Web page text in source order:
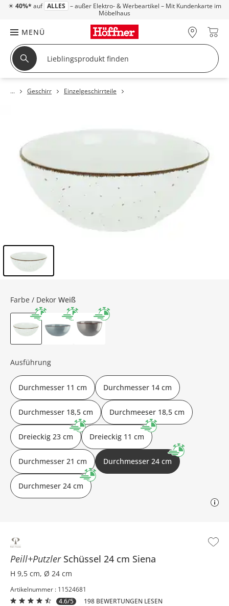
☀ 40%* auf ALLES – außer Elektro- & Werbeartikel – Mit Kundenkarte im
Möbelhaus
MENÜ
Geschirr Einzelgeschirrteile
Peill+Putzler Schüssel 24 cm Siena
H 9,5 cm, Ø 24 cm
Artikelnummer : 11524681
4.6/5
198 BEWERTUNGEN LESEN
Farbe / Dekor Weiß
Ausführung
Durchmesser 11 cm Durchmesser 14 cm
Durchmesser 18,5 cm Durchmeeser 18,5 cm
Dreieckig 23 cm Dreieckig 11 cm
Durchmesser 21 cm Durchmesser 24 cm
Durchmeser 24 cm